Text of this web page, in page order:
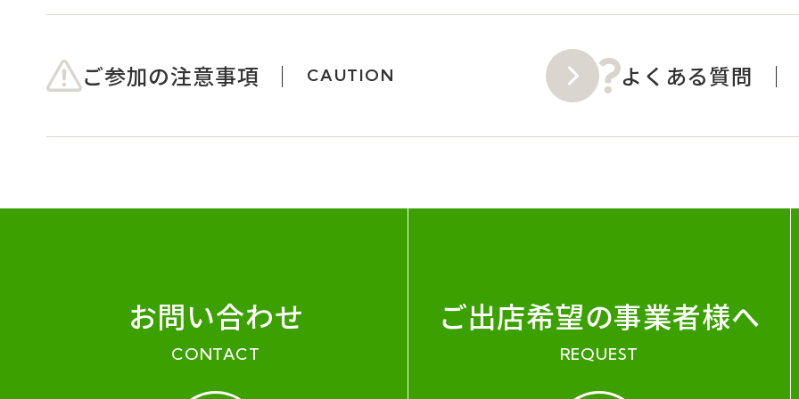
ご参加の注意事項 CAUTION よくある質問
お問い合わせ
CONTACT
ご出店希望の事業者様へ
REQUEST